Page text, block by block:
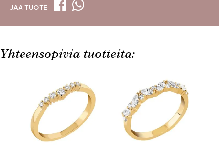
JAA TUOTE
Yhteensopivia tuotteita: